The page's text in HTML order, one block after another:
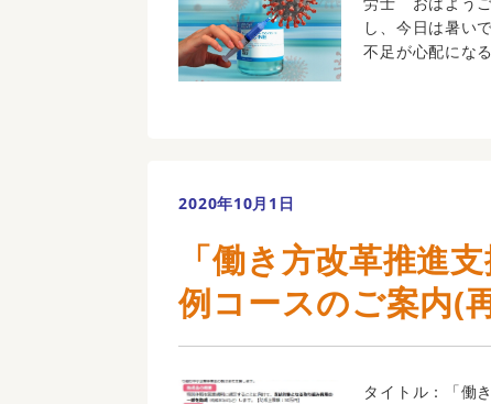
し、今日は暑い
不足が心配にな
2020年10月1日
「働き方改革推進
例コースのご案内(
タイトル：「働